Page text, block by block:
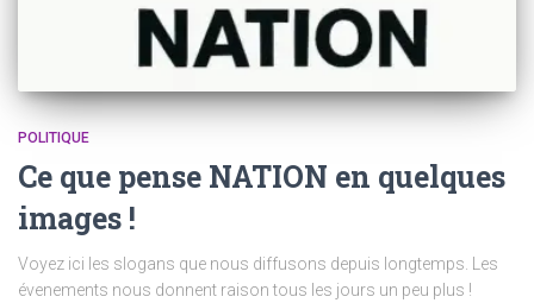
POLITIQUE
Ce que pense NATION en quelques
images !
Voyez ici les slogans que nous diffusons depuis longtemps. Les
évenements nous donnent raison tous les jours un peu plus !